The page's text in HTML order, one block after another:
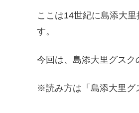
ここは14世紀に島添大
す。
今回は、島添大里グスク
※読み方は「島添大里グ